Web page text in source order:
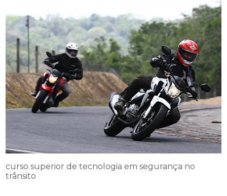
curso superior de tecnologia em segurança no
trânsito